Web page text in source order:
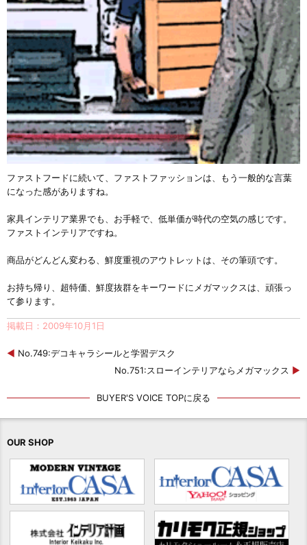
ファストフードに続いて、ファストファッションは、もう一般的な言葉
になった感がありますね。
家具インテリア業界でも、お手軽で、低単価が時代の空気の感じです。
ファストインテリアですね。
商品がどんどん変わる、鮮度重視のアウトレットは、その筆頭です。
お持ち帰り、超特価、鮮度抜群をキーワードにメガマックスは、頑張っ
て参ります。
掲載日：2009年10月1日
◀ No.749:デコキャラシールと学習デスク
No.751:スローインテリアならメガマックス ▶
BUYER'S VOICE TOPに戻る
OUR SHOP